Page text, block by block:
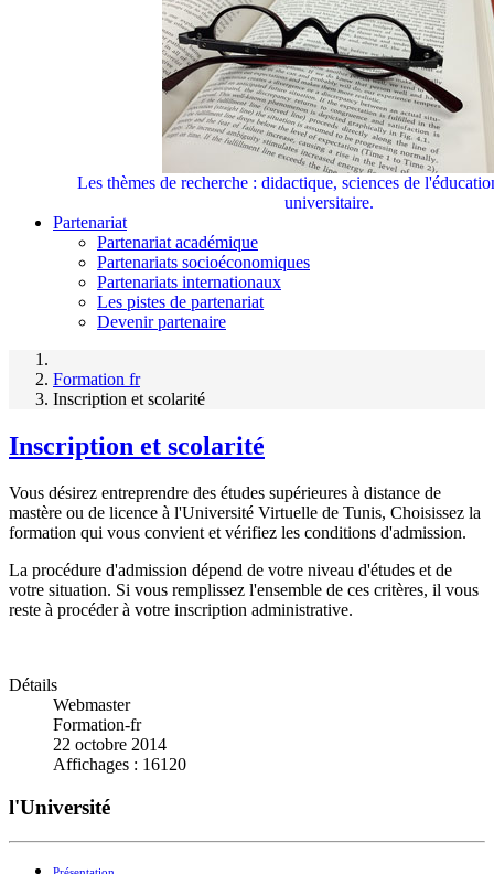
Les thèmes de recherche : didactique, sciences de
universitaire.
Partenariat
Partenariat académique
Partenariats socioéconomiques
Partenariats internationaux
Les pistes de partenariat
Devenir partenaire
Formation fr
Inscription et scolarité
Inscription et scolarité
Vous désirez entreprendre des études supérieures à distance de
mastère ou de licence à l'Université Virtuelle de Tunis, Choisissez la
formation qui vous convient et vérifiez les conditions d'admission.
La procédure d'admission dépend de votre niveau d'études et de
votre situation. Si vous remplissez l'ensemble de ces critères, il vous
reste à procéder à votre inscription administrative.
Détails
Webmaster
Formation-fr
22 octobre 2014
Affichages : 16120
l'Université